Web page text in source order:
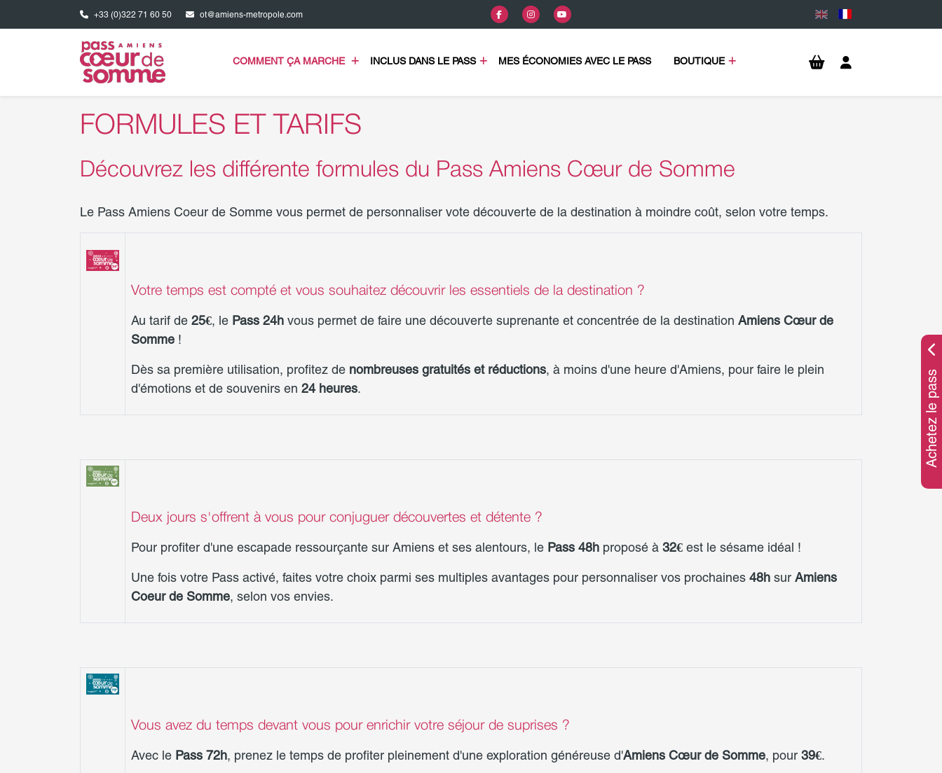
+33 (0)322 71 60 50 ot@amiens-metropole.com
COMMENT ÇA MARCHE INCLUS DANS LE PASS MES ÉCONOMIES AVEC LE PASS BOUTIQUE
FORMULES ET TARIFS
Découvrez les différente formules du Pass Amiens Cœur de Somme
Le Pass Amiens Coeur de Somme vous permet de personnaliser vote découverte de la destination à moindre coût, selon votre temps.
Votre temps est compté et vous souhaitez découvrir les essentiels de la destination ?
Au tarif de 25€, le Pass 24h vous permet de faire une découverte suprenante et concentrée de la destination Amiens Cœur de
Somme !
Dès sa première utilisation, profitez de nombreuses gratuités et réductions, à moins d'une heure d'Amiens, pour faire le plein
d'émotions et de souvenirs en 24 heures.
Deux jours s'offrent à vous pour conjuguer découvertes et détente ?
Pour profiter d'une escapade ressourçante sur Amiens et ses alentours, le Pass 48h proposé à 32€ est le sésame idéal !
Une fois votre Pass activé, faites votre choix parmi ses multiples avantages pour personnaliser vos prochaines 48h sur Amiens
Coeur de Somme, selon vos envies.
Vous avez du temps devant vous pour enrichir votre séjour de suprises ?
Avec le Pass 72h, prenez le temps de profiter pleinement d'une exploration généreuse d'Amiens Cœur de Somme, pour 39€.
Achetez le pass